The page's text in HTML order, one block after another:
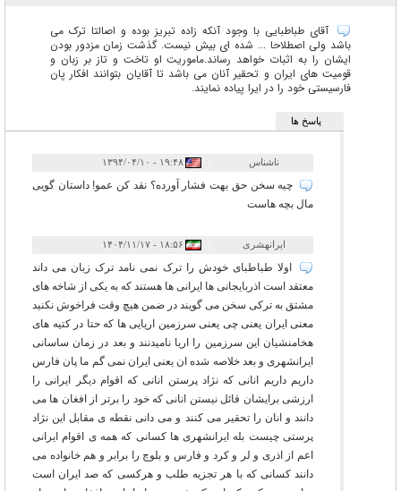
آقای طباطبایی با وجود آنکه زاده تبریز بوده و اصالتا ترک می
باشد ولی اصطلاحا ... شده ای بیش نیست. گذشت زمان مزدور بودن
ایشان را به اثبات خواهد رساند.ماموریت او تاخت و تاز بر زبان و
قومیت های ایران و تحقیر آنان می باشد تا آقایان بتوانند افکار پان
فارسیستی خود را در ایرا پیاده نمایند.
پاسخ ها
ناشناس ۱۹:۴۸ - ۱۳۹۴/۰۴/۱۰
چیه سخن حق بهت فشار آورده؟ نقد کن عمو! داستان گویی
مال بچه هاست
ایرانهشری ۱۸:۵۶ - ۱۴۰۴/۱۱/۱۷
اولا طباطبای خودش را ترک نمی نامد ترک زبان می داند
معتقد است اذربایجانی ها ایرانی ها هستند که به یکی از شاخه های
مشتق به ترکی سخن می گویند در ضمن هیچ وقت فراخوش نکنید
معنی ایران یعنی چی یعنی سرزمین اریایی ها که حتا در کتیه های
هخامنشیان این سرزمین را اریا نامیدنند و بعد در زمان ساسانی
ایرانشهری و بعد خلاصه شده ان یعنی ایران نمی گم ما پان فارس
داریم داریم انانی که نژاد پرستن انانی که اقوام دیگر ایرانی را
ارزشی برایشان قائل نیستن انانی که خود را برتر از افغان ها می
دانند و انان را تحقیر می کنند و می دانی نقطه ی مقابل این نژاد
پرستی چیست بله ایرانشهری ها کسانی که همه ی اقوام ایرانی
اعم از اذری و لر و کرد و فارس و بلوچ را برابر و هم خانواده می
دانند کسانی که با هر تجزیه طلب و هرکسی که صد ایران است